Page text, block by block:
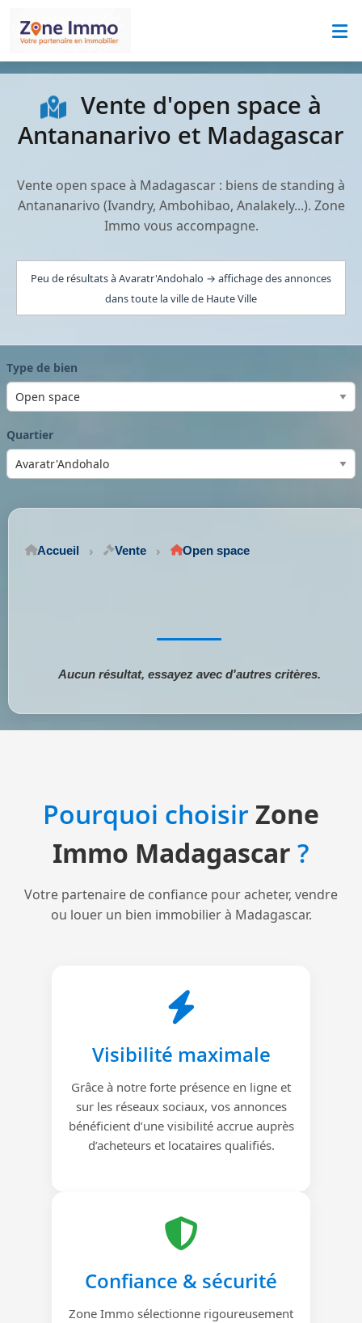
Vente d'open space à
Antananarivo et Madagascar
Vente open space à Madagascar : biens de standing à
Antananarivo (Ivandry, Ambohibao, Analakely...). Zone
Immo vous accompagne.
Peu de résultats à Avaratr'Andohalo → affichage des annonces
dans toute la ville de Haute Ville
Type de bien
Quartier
Accueil Vente Open space
Aucun résultat, essayez avec d'autres critères.
Pourquoi choisirZone
Immo Madagascar ?
Votre partenaire de confiance pour acheter, vendre
ou louer un bien immobilier à Madagascar.
Visibilité maximale
Grâce à notre forte présence en ligne et
sur les réseaux sociaux, vos annonces
bénéficient d’une visibilité accrue auprès
d’acheteurs et locataires qualifiés.
Confiance & sécurité
Zone Immo sélectionne rigoureusement